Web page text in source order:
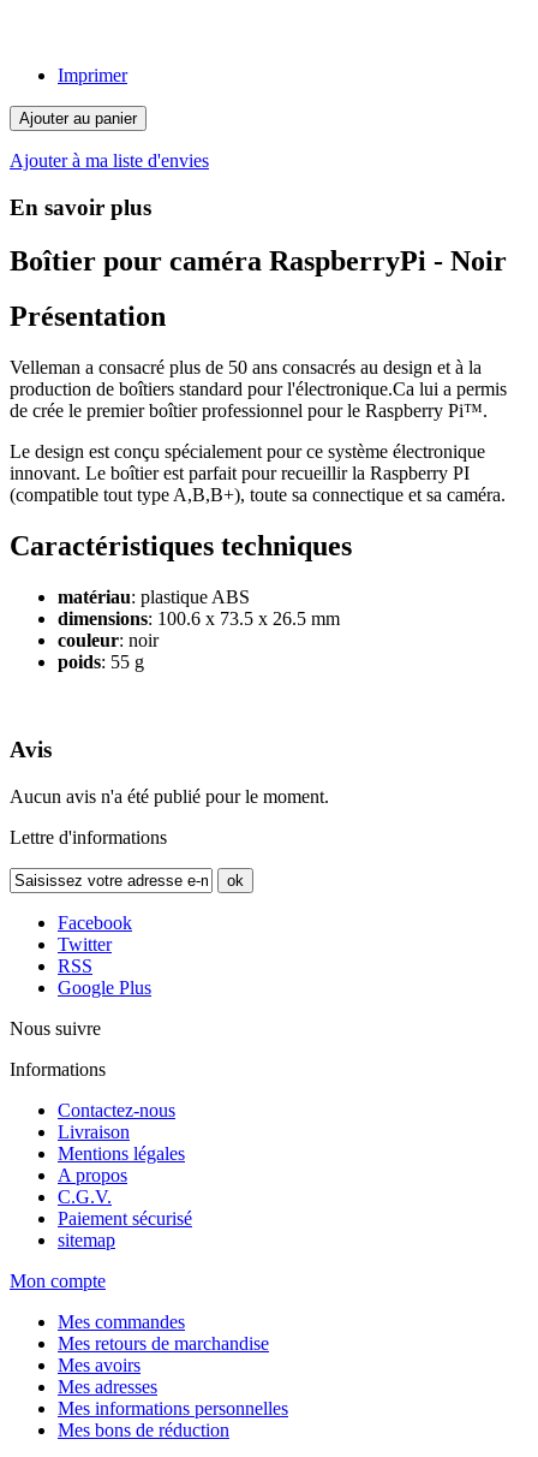
Imprimer
Ajouter au panier
Ajouter à ma liste d'envies
En savoir plus
Boîtier pour caméra RaspberryPi - Noir
Présentation
Velleman a consacré plus de 50 ans consacrés au design et à la
production de boîtiers standard pour l'électronique.Ca lui a permis
de crée le premier boîtier professionnel pour le Raspberry Pi™.
Le design est conçu spécialement pour ce système électronique
innovant. Le boîtier est parfait pour recueillir la Raspberry PI
(compatible tout type A,B,B+), toute sa connectique et sa caméra.
Caractéristiques techniques
matériau: plastique ABS
dimensions: 100.6 x 73.5 x 26.5 mm
couleur: noir
poids: 55 g
Avis
Aucun avis n'a été publié pour le moment.
Lettre d'informations
ok
Facebook
Twitter
RSS
Google Plus
Nous suivre
Informations
Contactez-nous
Livraison
Mentions légales
A propos
C.G.V.
Paiement sécurisé
sitemap
Mon compte
Mes commandes
Mes retours de marchandise
Mes avoirs
Mes adresses
Mes informations personnelles
Mes bons de réduction